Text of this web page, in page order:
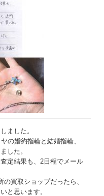
ました。
の婚約指輪と結婚指輪、
した。
定結果も、2日程でメール
買取ショップだったら、
と思います。